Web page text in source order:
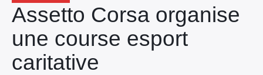
Assetto Corsa organise
une course esport
caritative